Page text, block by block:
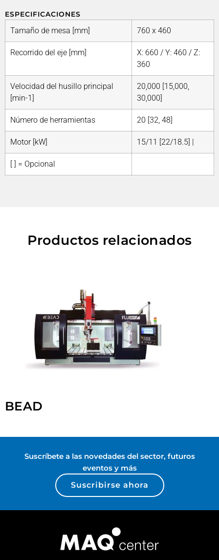
ESPECIFICACIONES
Tamaño de mesa [mm] 760 x 460
Recorrido del eje [mm]
X: 660 / Y: 460 / Z:
360
Velocidad del husillo principal
[min-1]
20,000 [15,000,
30,000]
Número de herramientas 20 [32, 48]
Motor [kW] 15/11 [22/18.5] |
[ ] = Opcional
Productos relacionados
BEAD
Suscríbete a las novedades del sector, futuros
eventos y más
Suscribirse ahora